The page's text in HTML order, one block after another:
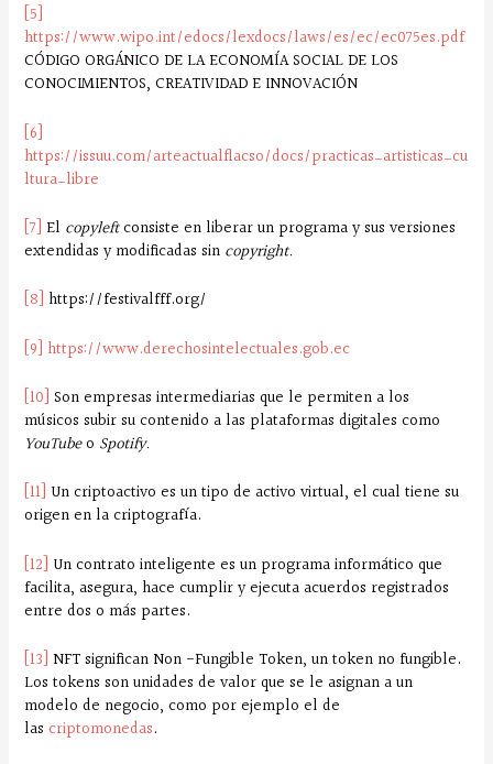
[5]
https://www.wipo.int/edocs/lexdocs/laws/es/ec/ec075es.pdf
CÓDIGO ORGÁNICO DE LA ECONOMÍA SOCIAL DE LOS
CONOCIMIENTOS, CREATIVIDAD E INNOVACIÓN
[6]
https://issuu.com/arteactualflacso/docs/practicas_artisticas_cu
ltura_libre
[7] El copyleftconsiste en liberar un programa y sus versiones
extendidas y modificadas sin copyright.
[8] https://festivalfff.org/
[9] https://www.derechosintelectuales.gob.ec
[10] Son empresas intermediarias que le permiten a los
músicos subir su contenido a las plataformas digitales como
YouTubeo Spotify.
[11] Un criptoactivo es un tipo de activo virtual, el cual tiene su
origen en la criptografía.
[12] Un contrato inteligente es un programa informático que
facilita, asegura, hace cumplir y ejecuta acuerdos registrados
entre dos o más partes.
[13] NFT significan Non -Fungible Token, un token no fungible.
Los tokens son unidades de valor que se le asignan a un
modelo de negocio, como por ejemplo el de
las criptomonedas.